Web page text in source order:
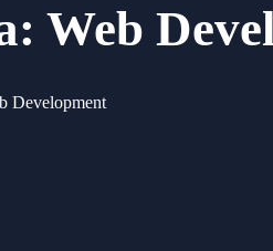
Web
Development